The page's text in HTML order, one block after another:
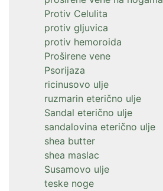
Protiv Celulita
protiv gljuvica
protiv hemoroida
Proširene vene
Psorijaza
ricinusovo ulje
ruzmarin eterično ulje
Sandal eterično ulje
sandalovina eterično ulje
shea butter
shea maslac
Susamovo ulje
teske noge